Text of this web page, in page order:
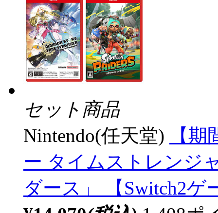
セット商品
Nintendo(任天堂)
【
ー タイムストレンジ
ダース」 【Switch2